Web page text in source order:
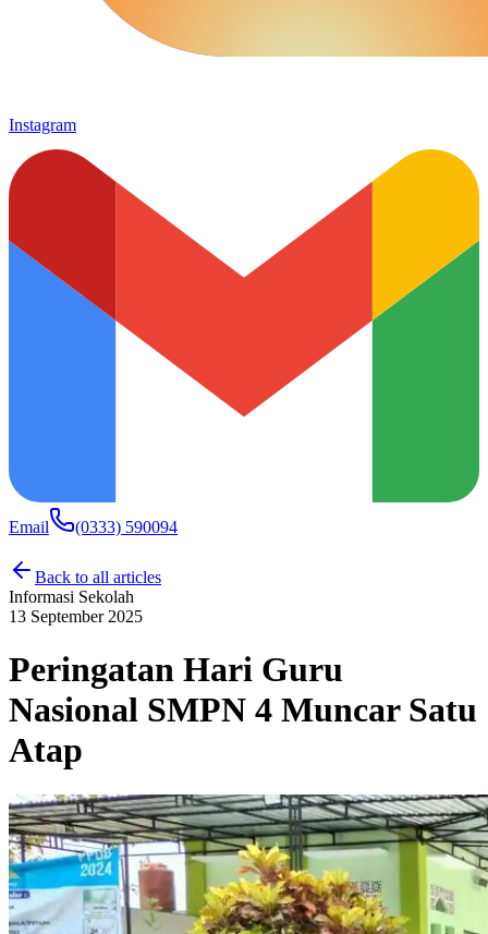
Instagram
Email (0333) 590094
Back to all articles
Informasi Sekolah
13 September 2025
Peringatan Hari Guru
Nasional SMPN 4 Muncar Satu
Atap